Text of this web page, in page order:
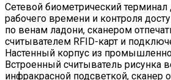
Сетевой биометрический терминал
рабочего времени и контроля
по венам ладони, сканером
считывателем RFID-карт и
Настенный корпус из
Встроенный считыватель рисунка
инфракрасной подсветкой, сканер